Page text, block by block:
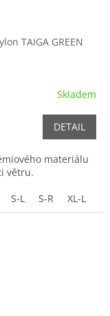
TAIGA GREEN
Skladem
DETAIL
materiálu
větru.
S-L S-R XL-L